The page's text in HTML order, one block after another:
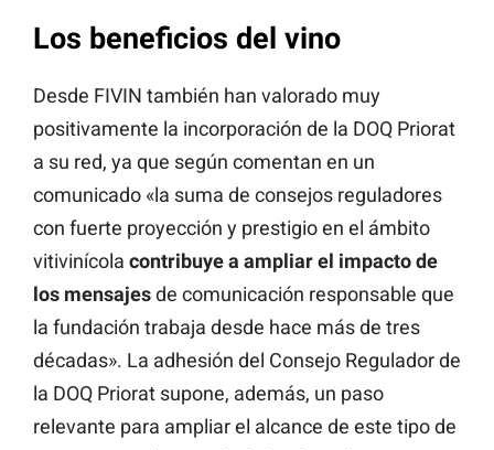
Los beneficios del vino
Desde FIVIN también han valorado muy
positivamente la incorporación de la DOQ Priorat
a su red, ya que según comentan en un
comunicado «la suma de consejos reguladores
con fuerte proyección y prestigio en el ámbito
vitivinícola contribuye a ampliar el impacto de
los mensajesde comunicación responsable que
la fundación trabaja desde hace más de tres
décadas». La adhesión del Consejo Regulador de
la DOQ Priorat supone, además, un paso
relevante para ampliar el alcance de este tipo de